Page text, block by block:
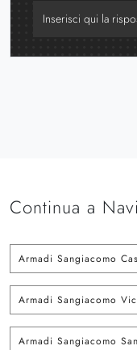
Continua a
Armadi Sangiacomo
Armadi Sangiacomo
Armadi Sangiacomo